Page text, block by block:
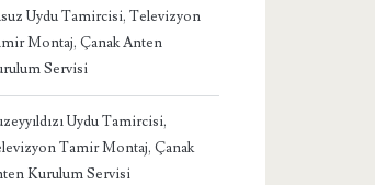
Uydu Tamircisi, Televizyon
Montaj, Çanak Anten
Servisi
Uydu Tamircisi,
Tamir Montaj, Çanak
Kurulum Servisi